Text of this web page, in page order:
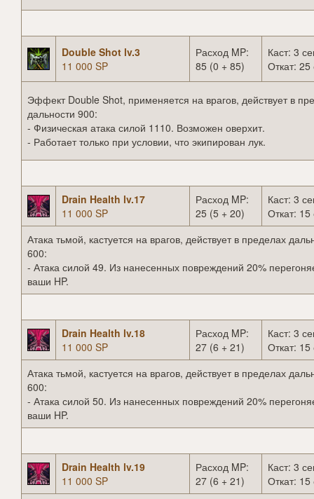
Double Shot lv.3
11 000 SP
Расход MP:
85 (0 + 85)
Каст: 3
Откат: 25
Эффект Double Shot, применяется на врагов, действует в
дальности 900:
- Физическая атака силой 1110. Возможен оверхит.
- Работает только при условии, что экипирован лук.
Drain Health lv.17
11 000 SP
Расход MP:
25 (5 + 20)
Каст: 3
Откат: 15
Атака тьмой, кастуется на врагов, действует в пределах
600:
- Атака силой 49. Из нанесенных повреждений 20%
ваши HP.
Drain Health lv.18
11 000 SP
Расход MP:
27 (6 + 21)
Каст: 3
Откат: 15
Атака тьмой, кастуется на врагов, действует в пределах
600:
- Атака силой 50. Из нанесенных повреждений 20%
ваши HP.
Drain Health lv.19
11 000 SP
Расход MP:
27 (6 + 21)
Каст: 3
Откат: 15